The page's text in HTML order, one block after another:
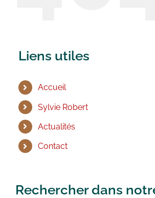
Liens utiles
Accueil
Sylvie Robert
Actualités
Contact
Rechercher dans